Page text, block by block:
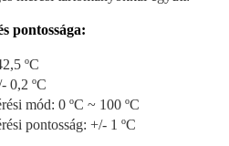
pontossága:
ºC
0,2 ºC
mód: 0 ºC ~ 100 ºC
pontosság: +/- 1 ºC